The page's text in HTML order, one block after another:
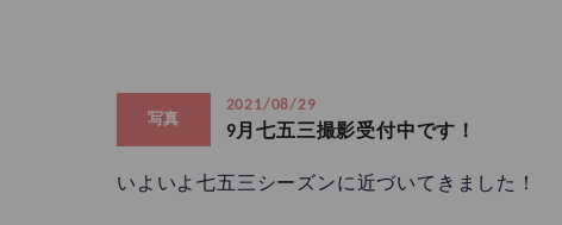
写真
2021/08/29
9月七五三撮影受付中です！
いよいよ七五三シーズンに近づいてきました！